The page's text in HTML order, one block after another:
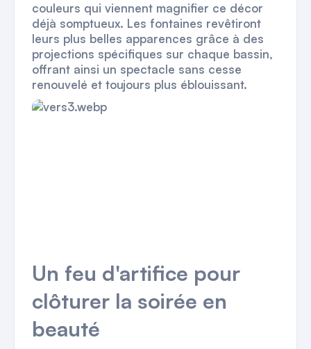
couleurs qui viennent magnifier ce décor
déjà somptueux. Les fontaines revêtiront
leurs plus belles apparences grâce à des
projections spécifiques sur chaque bassin,
offrant ainsi un spectacle sans cesse
renouvelé et toujours plus éblouissant.
Un feu d'artifice pour
clôturer la soirée en
beauté